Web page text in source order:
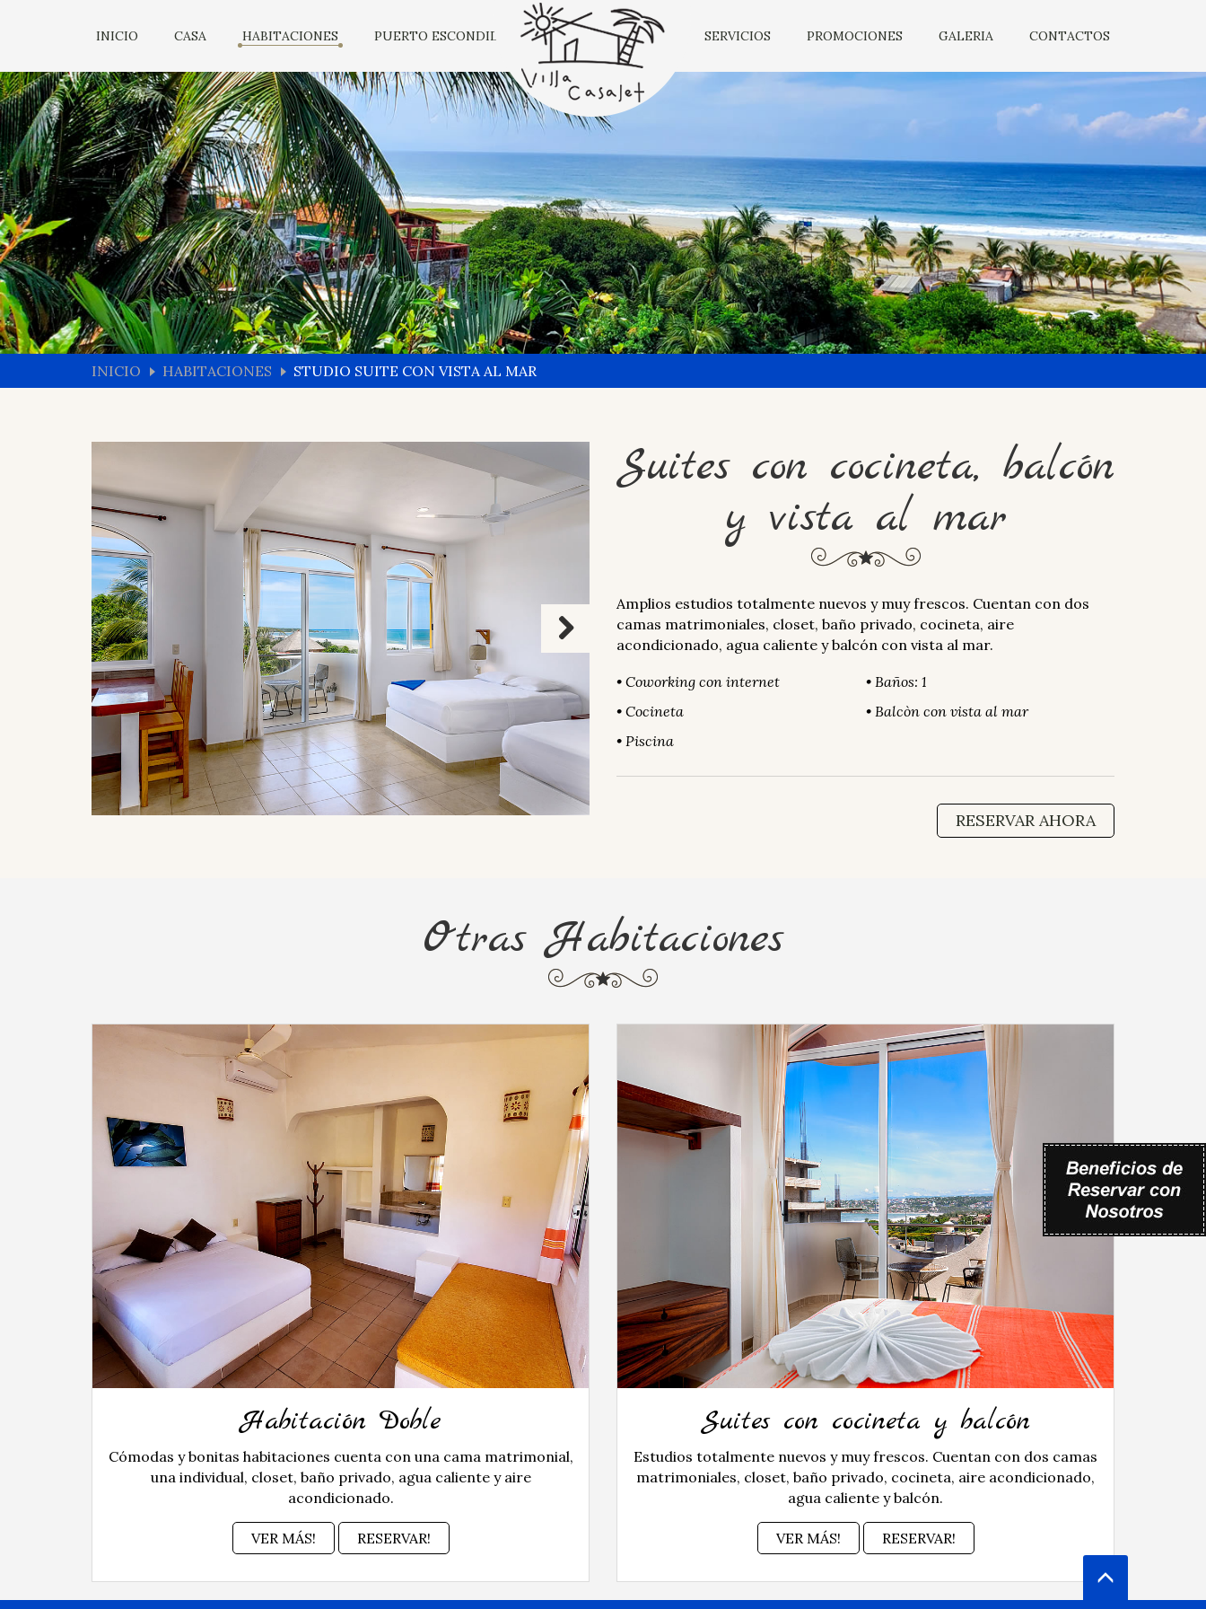
INICIO CASA HABITACIONES PUERTO ESCONDIDO SERVICIOS PROMOCIONES GALERIA CONTACTOS
INICIO HABITACIONES STUDIO SUITE CON VISTA AL MAR
Suites con cocineta, balcón
y vista al mar
Amplios estudios totalmente nuevos y muy frescos. Cuentan con dos
camas matrimoniales, closet, baño privado, cocineta, aire
acondicionado, agua caliente y balcón con vista al mar.
• Coworking con internet
• Baños: 1
• Cocineta
• Balcòn con vista al mar
• Piscina
RESERVAR AHORA
Otras Habitaciones
Habitación Doble
Cómodas y bonitas habitaciones cuenta con una cama matrimonial,
una individual, closet, baño privado, agua caliente y aire
acondicionado.
VER MÁS! RESERVAR!
Suites con cocineta y balcón
Estudios totalmente nuevos y muy frescos. Cuentan con dos camas
matrimoniales, closet, baño privado, cocineta, aire acondicionado,
agua caliente y balcón.
VER MÁS! RESERVAR!